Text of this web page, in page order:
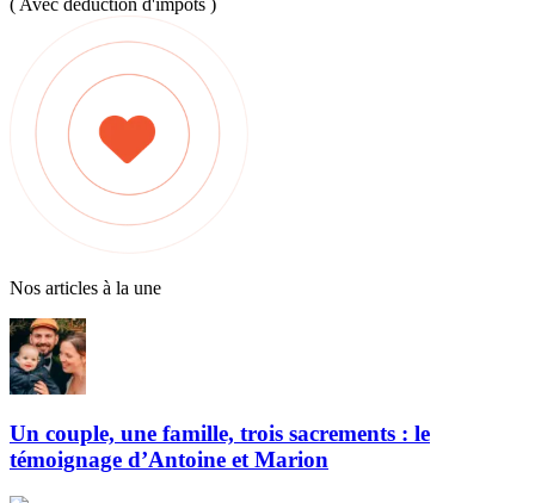
Nos articles à la une
Un couple, une famille, trois sacrements : le
témoignage d’Antoine et Marion